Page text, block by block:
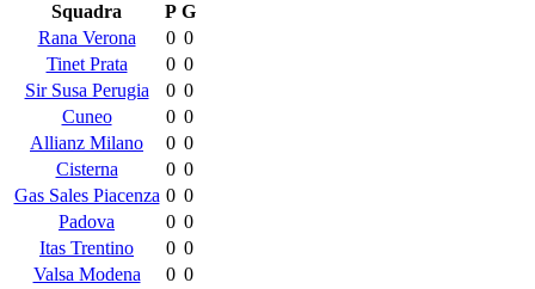
Squadra
P G
Rana Verona
0 0
Tinet Prata
0 0
Sir Susa Perugia
0 0
Cuneo
0 0
Allianz Milano
0 0
Cisterna
0 0
Gas Sales Piacenza 0 0
Padova
0 0
Itas Trentino
0 0
Valsa Modena
0 0